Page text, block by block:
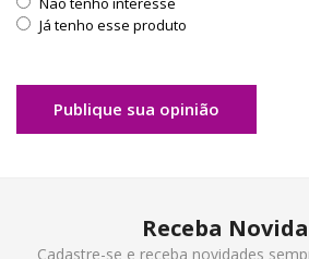
Já tenho esse produto
Publique sua opinião
Receba
Cadastre-se e receba novidades